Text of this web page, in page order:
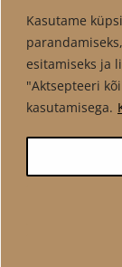
Kasutame
esitamiseks ja
"Aktsepteeri
kasutamisega.